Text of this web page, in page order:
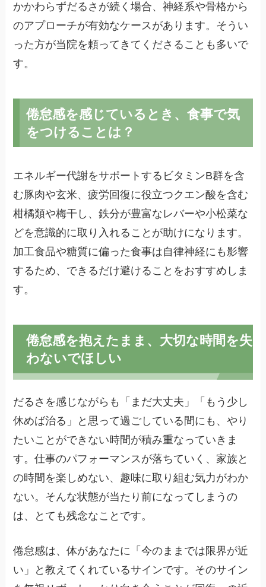
かかわらずだるさが続く場合、神経系や骨格から
のアプローチが有効なケースがあります。そうい
った方が当院を頼ってきてくださることも多いで
す。
倦怠感を感じているとき、食事で気
をつけることは？
エネルギー代謝をサポートするビタミンB群を含
む豚肉や玄米、疲労回復に役立つクエン酸を含む
柑橘類や梅干し、鉄分が豊富なレバーや小松菜な
どを意識的に取り入れることが助けになります。
加工食品や糖質に偏った食事は自律神経にも影響
するため、できるだけ避けることをおすすめしま
す。
倦怠感を抱えたまま、大切な時間を失
わないでほしい
だるさを感じながらも「まだ大丈夫」「もう少し
休めば治る」と思って過ごしている間にも、やり
たいことができない時間が積み重なっていきま
す。仕事のパフォーマンスが落ちていく、家族と
の時間を楽しめない、趣味に取り組む気力がわか
ない。そんな状態が当たり前になってしまうの
は、とても残念なことです。
倦怠感は、体があなたに「今のままでは限界が近
い」と教えてくれているサインです。そのサイン